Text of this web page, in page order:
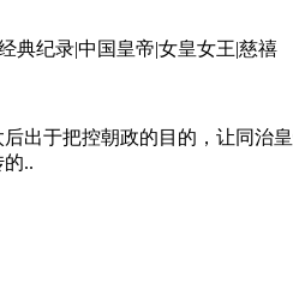
典纪录|中国皇帝|女皇女王|慈禧
出于把控朝政的目的，让同治
..